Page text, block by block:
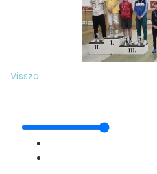
Vissza